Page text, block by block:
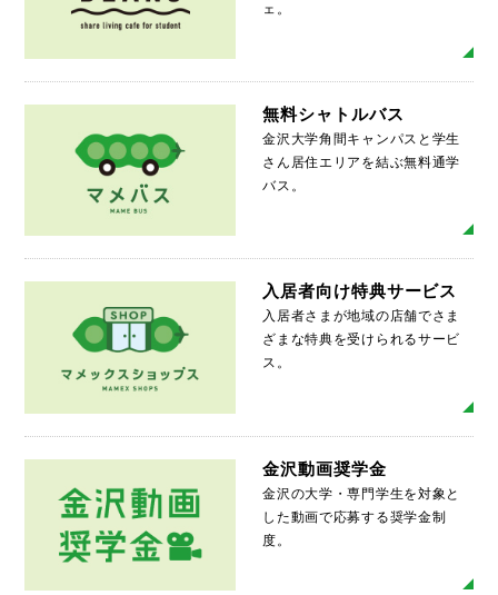
ェ。
無料シャトルバス
金沢大学角間キャンパスと学生
さん居住エリアを結ぶ無料通学
バス。
入居者向け特典サービス
入居者さまが地域の店舗でさま
ざまな特典を受けられるサービ
ス。
金沢動画奨学金
金沢の大学・専門学生を対象と
した動画で応募する奨学金制
度。